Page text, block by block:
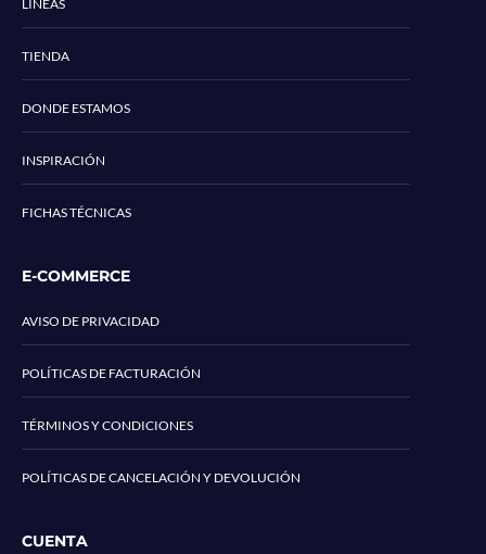
LÍNEAS
TIENDA
DONDE ESTAMOS
INSPIRACIÓN
FICHAS TÉCNICAS
E-COMMERCE
AVISO DE PRIVACIDAD
POLÍTICAS DE FACTURACIÓN
TÉRMINOS Y CONDICIONES
POLÍTICAS DE CANCELACIÓN Y DEVOLUCIÓN
CUENTA